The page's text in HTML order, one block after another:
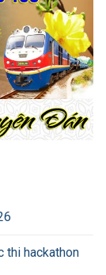
thi hackathon